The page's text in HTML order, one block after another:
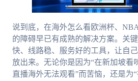
说到底，在海外怎么看欧洲杯、
的障碍早已有成熟的解决方案。关
快、线路稳、服务好的工具，让自
放出来。无论你是因为“在新加坡看
直播海外无法观看”而苦恼，还是为